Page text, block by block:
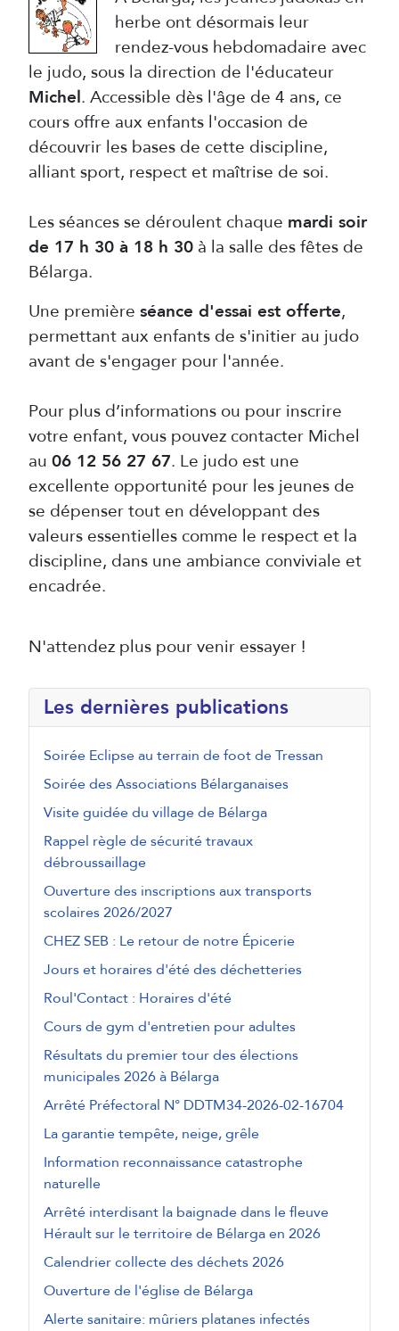
Les dernières publications
Soirée Eclipse au terrain de foot de Tressan
Soirée des Associations Bélarganaises
Visite guidée du village de Bélarga
Rappel règle de sécurité travaux
débroussaillage
Ouverture des inscriptions aux transports
scolaires 2026/2027
CHEZ SEB : Le retour de notre Épicerie
Jours et horaires d'été des déchetteries
Roul'Contact : Horaires d'été
Cours de gym d'entretien pour adultes
Résultats du premier tour des élections
municipales 2026 à Bélarga
Arrêté Préfectoral N° DDTM34-2026-02-16704
La garantie tempête, neige, grêle
Information reconnaissance catastrophe
naturelle
Arrêté interdisant la baignade dans le fleuve
Hérault sur le territoire de Bélarga en 2026
Calendrier collecte des déchets 2026
Ouverture de l'église de Bélarga
Alerte sanitaire: mûriers platanes infectés
herbe ont désormais leur
rendez-vous hebdomadaire avec
le judo, sous la direction de l'éducateur
Michel. Accessible dès l'âge de 4 ans, ce
cours offre aux enfants l'occasion de
découvrir les bases de cette discipline,
alliant sport, respect et maîtrise de soi.
Les séances se déroulent chaque mardi soir
de 17 h 30 à 18 h 30 à la salle des fêtes de
Bélarga.
Une première séance d'essai est offerte,
permettant aux enfants de s'initier au judo
avant de s'engager pour l'année.
Pour plus d’informations ou pour inscrire
votre enfant, vous pouvez contacter Michel
au 06 12 56 27 67. Le judo est une
excellente opportunité pour les jeunes de
se dépenser tout en développant des
valeurs essentielles comme le respect et la
discipline, dans une ambiance conviviale et
encadrée.
N'attendez plus pour venir essayer !